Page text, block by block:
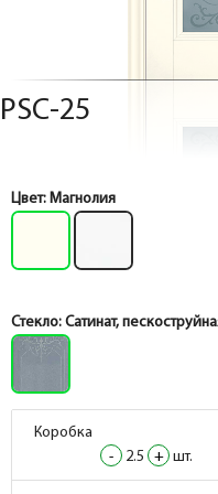
PSC-25
Цвет: Магнолия
Стекло: Сатинат,
Коробка
-
2.5 + шт.